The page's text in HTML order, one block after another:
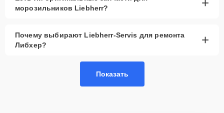
морозильников Liebherr?
Почему выбирают Liebherr-Servis для ремонта
Либхер?
+
Показать